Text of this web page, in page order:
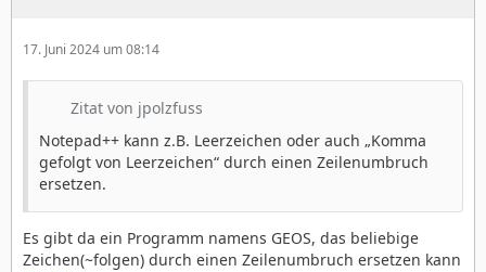
17. Juni 2024 um 08:14
Zitat von jpolzfuss
Notepad++ kann z.B. Leerzeichen oder auch „Komma
gefolgt von Leerzeichen“ durch einen Zeilenumbruch
ersetzen.
Es gibt da ein Programm namens GEOS, das beliebige
Zeichen(~folgen) durch einen Zeilenumbruch ersetzen kann